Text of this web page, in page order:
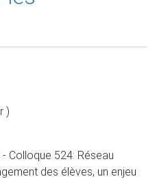
)
Colloque 524: Réseau
des élèves, un enjeu